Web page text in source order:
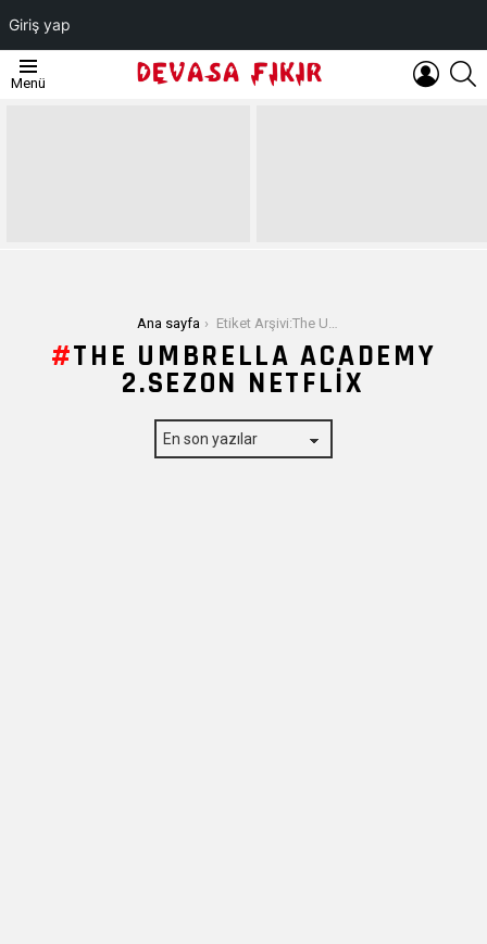
Menü
OTURUM
Ana sayfa Etiket Arşivi:The Umbrella Academy 2.Sezon Netflix
THE UMBRELLA ACADEMY
2.SEZON NETFLIX
Giriş yap